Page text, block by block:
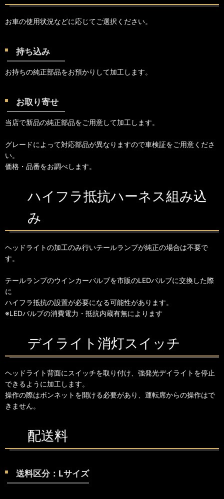
お車の使用状況などに応じてご選択ください。
持ち込み
お持ちの純正部品をお預かりして加工します。
お取り寄せ
当店で新品の純正部品をご用意して加工します。
グレードによって対応部品が異なりますので車検証をご用意くださ
い。
価格・品番をお調べします。
ハイフラ抵抗ハーネス組み込
み
ヘッドライトの加工のみ行いテールランプが純正の場合は不要で
す。
テールランプのウインカーバルブを市販のLEDバルブに交換した際
に
ハイフラ抵抗の設置が必要になる可能性があります。
※LEDバルブの消費電力・抵抗内蔵有無によります
デイライト消灯スイッチ
ヘッドライト背面にスイッチを取り付け、強発光デイライトを停止
できるように加工します。
操作の際はボンネットを開ける必要があり、運転席からの操作はで
きません。
配送料
送料区分：Lサイズ